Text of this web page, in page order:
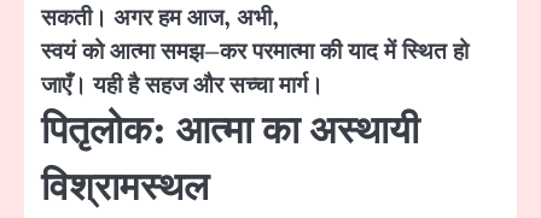
सकती। अगर हम आज, अभी,
स्वयं को आत्मा समझ–कर परमात्मा की याद में स्थित हो
जाएँ। यही है सहज और सच्चा मार्ग।
पितृलोक: आत्मा का अस्थायी
विश्रामस्थल